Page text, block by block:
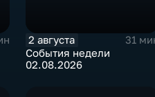
2 августа
31
События недели
02.08.2026